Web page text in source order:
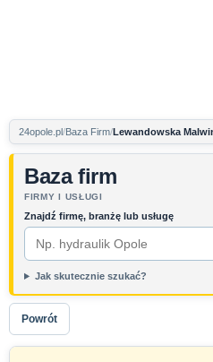
24opole.pl Baza Firm Lewandowska
Baza firm
FIRMY I USŁUGI
Znajdź firmę, branżę lub usługę
Jak skutecznie szukać?
Powrót